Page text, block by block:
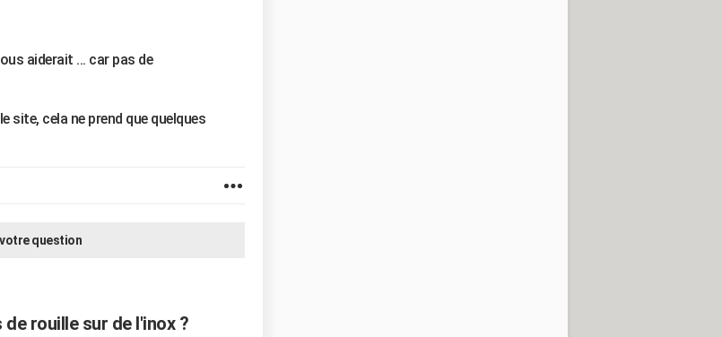
aiderait ... car pas de
site, cela ne prend que quelques
question
rouille sur de l'inox ?